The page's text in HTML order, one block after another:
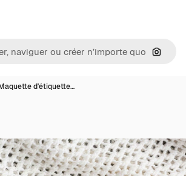
d'étiquette…